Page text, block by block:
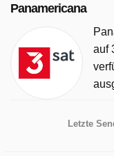
Panamericana
auf
Letzte